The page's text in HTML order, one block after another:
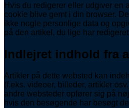
Hvis du redigerer eller udgiver en
cookie blive gemt i din browser.
ikke nogle personlige data og
på den artikel, du lige har
Indlejret indhold fra
Artikler på dette websted kan
(f.eks. videoer, billeder, artikler
andre websteder opfører sig på
hvis den besøgende har besøgt